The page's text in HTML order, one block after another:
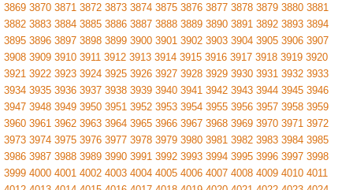
3869 3870 3871 3872 3873 3874 3875 3876 3877 3878 3879 3880 3881
3882 3883 3884 3885 3886 3887 3888 3889 3890 3891 3892 3893 3894
3895 3896 3897 3898 3899 3900 3901 3902 3903 3904 3905 3906 3907
3908 3909 3910 3911 3912 3913 3914 3915 3916 3917 3918 3919 3920
3921 3922 3923 3924 3925 3926 3927 3928 3929 3930 3931 3932 3933
3934 3935 3936 3937 3938 3939 3940 3941 3942 3943 3944 3945 3946
3947 3948 3949 3950 3951 3952 3953 3954 3955 3956 3957 3958 3959
3960 3961 3962 3963 3964 3965 3966 3967 3968 3969 3970 3971 3972
3973 3974 3975 3976 3977 3978 3979 3980 3981 3982 3983 3984 3985
3986 3987 3988 3989 3990 3991 3992 3993 3994 3995 3996 3997 3998
3999 4000 4001 4002 4003 4004 4005 4006 4007 4008 4009 4010 4011